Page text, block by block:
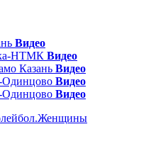
Видео
НТМК Видео
Казань Видео
Одинцово Видео
Одинцово Видео